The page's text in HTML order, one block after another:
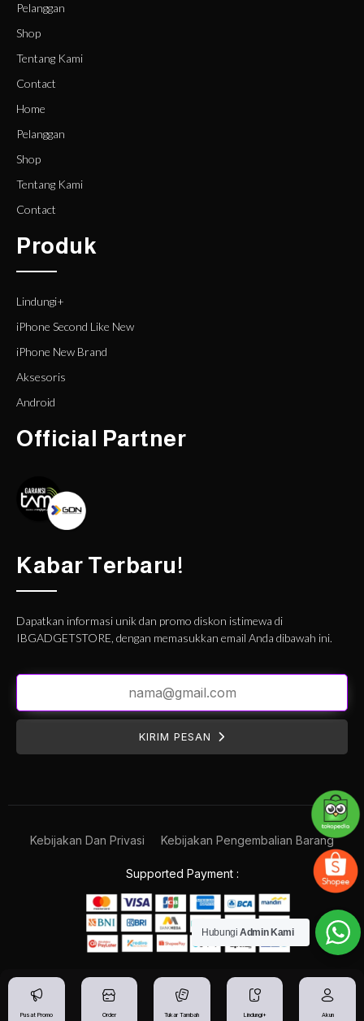
Pelanggan
Shop
Tentang Kami
Contact
Home
Pelanggan
Shop
Tentang Kami
Contact
Produk
Lindungi+
iPhone Second Like New
iPhone New Brand
Aksesoris
Android
Official Partner
Kabar Terbaru!
Dapatkan informasi unik dan promo diskon istimewa di
IBGADGETSTORE, dengan memasukkan email Anda dibawah ini.
KIRIM PESAN
Supported Payment :
Kebijakan Dan Privasi Kebijakan Pengembalian Barang
Pusat Promo Order Tukar Tambah Lindungi+ Akun
Hubungi Admin Kami